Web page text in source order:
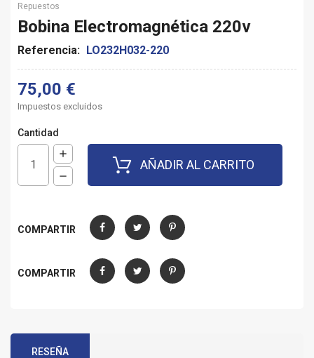
Repuestos
Bobina Electromagnética 220v
Referencia: LO232H032-220
75,00 €
Impuestos excluidos
Cantidad
AÑADIR AL CARRITO
COMPARTIR
CompartirTuitear Pinterest
COMPARTIR
CompartirTuitear Pinterest
RESEÑA